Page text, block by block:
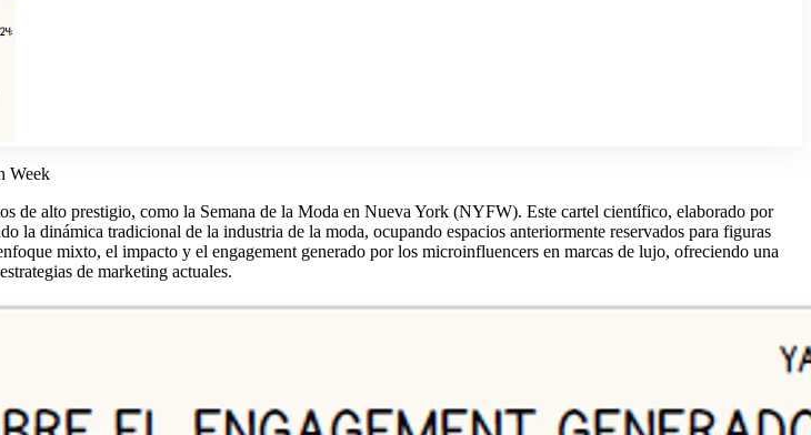
Week
de alto prestigio, como la Semana de la Moda en Nueva York (NYFW). Este cartel científico, elaborado por
la dinámica tradicional de la industria de la moda, ocupando espacios anteriormente reservados para figuras
mixto, el impacto y el engagement generado por los microinfluencers en marcas de lujo, ofreciendo una
de marketing actuales.